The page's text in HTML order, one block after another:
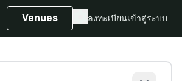
Venues ลงทะเบียนเข้าสู่ระบบ